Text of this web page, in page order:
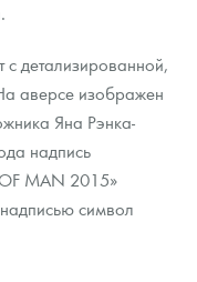
с детализированной,
аверсе изображен
Яна Рэнка-
надпись
OF MAN 2015»
символ